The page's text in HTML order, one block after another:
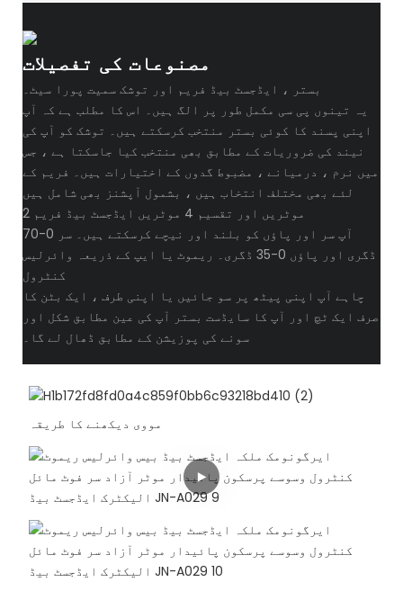
مصنوعات کی تفصیلات
بستر ، ایڈجسٹ بیڈ فریم اور توشک سمیت پورا سیٹ۔
یہ تینوں پی سی مکمل طور پر الگ ہیں۔ اس کا مطلب ہے کہ آپ
اپنی پسند کا کوئی بستر منتخب کرسکتے ہیں۔ توشک کو آپ کی
نیند کی ضروریات کے مطابق بھی منتخب کیا جاسکتا ہے ، جس
میں نرم ، درمیانے ، مضبوط گدوں کے اختیارات ہیں۔ فریم کے
لئے بھی مختلف انتخاب ہیں ، بشمول آپشنز بھی شامل ہیں
آپ سر اور پاؤں کو بلند اور نیچے کرسکتے ہیں۔ سر 0-70
ڈگری اور پاؤں 0-35 ڈگری۔ ریموٹ یا ایپ کے ذریعہ وائرلیس
چاہے آپ اپنی پیٹھ پر سو جائیں یا اپنی طرف ، ایک بٹن کا
صرف ایک ٹچ اور آپ کا سایڈست بستر آپ کی عین مطابق شکل اور
سونے کی پوزیشن کے مطابق ڈھال لے گا۔
مووی دیکھنے کا طریقہ